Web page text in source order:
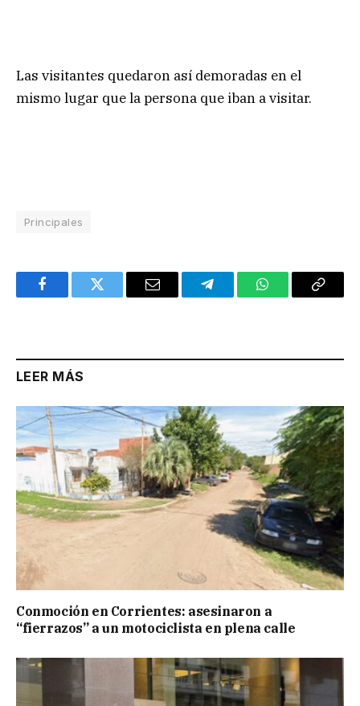
Las visitantes quedaron así demoradas en el
mismo lugar que la persona que iban a visitar.
Principales
FacebookTwitter Email TelegramWhatsAppCopy
LEER MÁS
Conmoción en Corrientes: asesinaron a
“fierrazos” a un motociclista en plena calle